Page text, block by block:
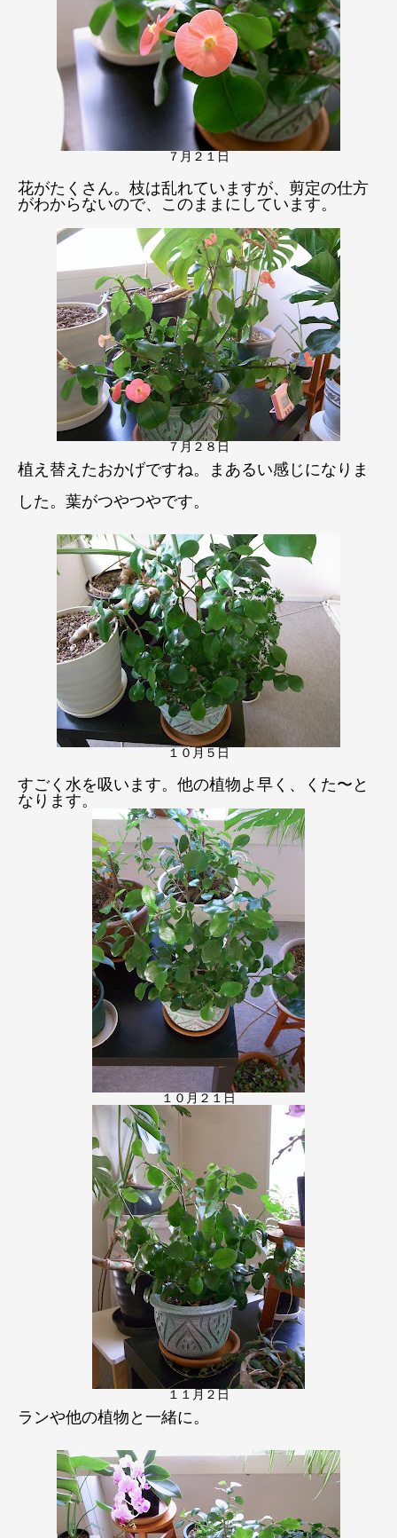
７月２１日
花がたくさん。枝は乱れていますが、剪定の仕方
がわからないので、このままにしています。
７月２８日
植え替えたおかげですね。まあるい感じになりま
した。葉がつやつやです。
１０月５日
すごく水を吸います。他の植物よ早く、くた〜と
なります。
１０月２１日
１１月２日
ランや他の植物と一緒に。